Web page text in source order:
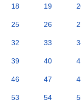
18 19
25 26
32 33
39 40
46 47
53 54